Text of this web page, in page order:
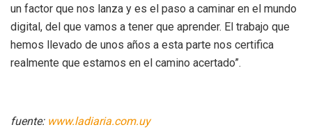
un factor que nos lanza y es el paso a caminar en el mundo
digital, del que vamos a tener que aprender. El trabajo que
hemos llevado de unos años a esta parte nos certifica
realmente que estamos en el camino acertado”.
fuente: www.ladiaria.com.uy